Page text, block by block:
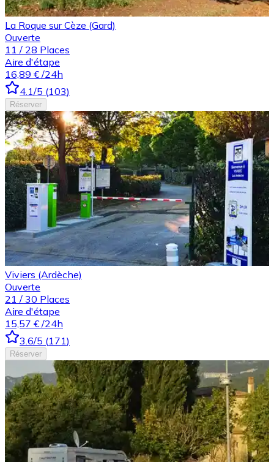
La Roque sur Cèze (Gard)
Ouverte
11 / 28 Places
Aire d'étape
16,89 € /24h
4.1/5 (103)
Réserver
Viviers (Ardèche)
Ouverte
21 / 30 Places
Aire d'étape
15,57 € /24h
3.6/5 (171)
Réserver